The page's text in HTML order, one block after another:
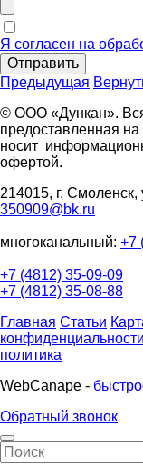
Я согласен на
Отправить
Предыдущая
© ООО «Дункан».
предоставленная на
носит
офертой.
214015, г.
350909@bk.ru
многоканальный: +7
+7 (4812) 35-09-09
+7 (4812) 35-08-88
Главная Статьи
конфиденциальности
политика
WebCanape -
Обратный звонок